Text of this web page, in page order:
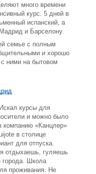
много времени
курс. 5 дней в
испанский, а
и Барселону.
семье с полным
и хорошо
ними на бытовом
курсы для
и можно было
компанию «Канцлер»
в столице
для отпуска.
отдыхаешь, гуляешь
города. Школа
проживания. Не